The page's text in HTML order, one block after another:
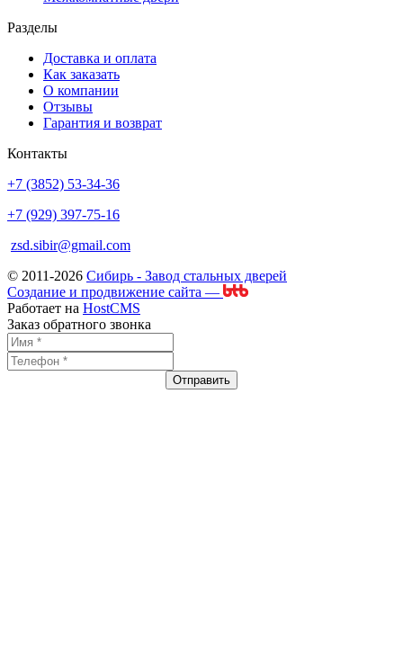
Разделы
Доставка и оплата
Как заказать
О компании
Отзывы
Гарантия и возврат
Контакты
+7 (3852) 53-34-36
+7 (929) 397-75-16
zsd.sibir@gmail.com
© 2011-2026 Сибирь - Завод стальных дверей
Создание и продвижение сайта —
Работает на HostCMS
Заказ обратного звонка
Отправить